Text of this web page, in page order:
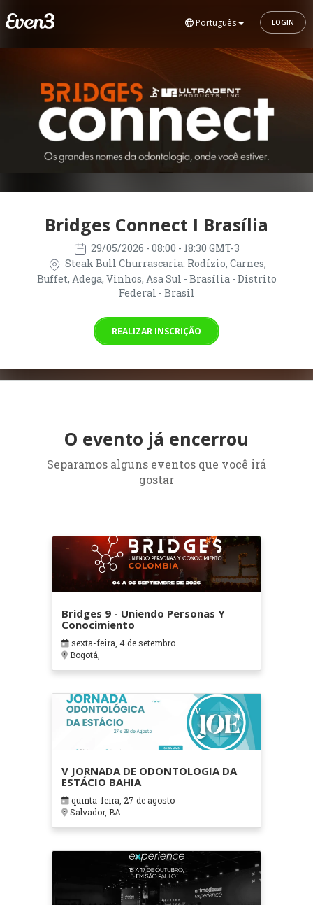
Português LOGIN
Bridges Connect I Brasília
29/05/2026 - 08:00 - 18:30 GMT-3
Steak Bull Churrascaria: Rodízio, Carnes,
Buffet, Adega, Vinhos, Asa Sul - Brasília - Distrito
Federal - Brasil
REALIZAR INSCRIÇÃO
O evento já encerrou
Separamos alguns eventos que você irá
gostar
Bridges 9 - Uniendo Personas Y
Conocimiento
sexta-feira, 4 de setembro
Bogotá,
V JORNADA DE ODONTOLOGIA DA
ESTÁCIO BAHIA
quinta-feira, 27 de agosto
Salvador, BA